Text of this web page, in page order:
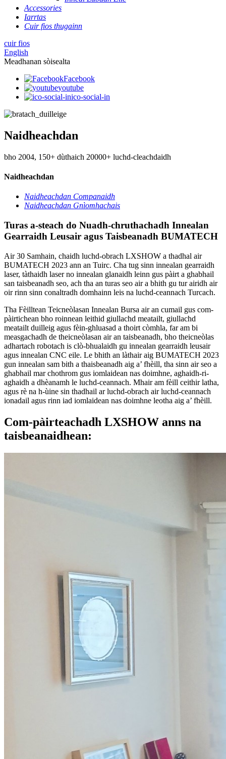
Accessories
Iarrtas
Cuir fios thugainn
cuir fios
English
Meadhanan sòisealta
Facebook
youtube
ico-social-in
Naidheachdan
bho 2004, 150+ dùthaich 20000+ luchd-cleachdaidh
Naidheachdan
Naidheachdan Companaidh
Naidheachdan Gnìomhachais
Turas a-steach do Nuadh-chruthachadh Innealan
Gearraidh Leusair agus Taisbeanadh BUMATECH
Air 30 Samhain, chaidh luchd-obrach LXSHOW a thadhal air
BUMATECH 2023 ann an Tuirc. Cha tug sinn innealan gearraidh
laser, tàthaidh laser no innealan glanaidh leinn gus pàirt a ghabhail
san taisbeanadh seo, ach tha an turas seo air a bhith gu tur airidh air
oir rinn sinn conaltradh domhainn leis na luchd-ceannach Turcach.
Tha Fèilltean Teicneòlasan Innealan Bursa air an cumail gus com-
pàirtichean bho roinnean leithid giullachd meatailt, giullachd
meatailt duilleig agus fèin-ghluasad a thoirt còmhla, far am bi
measgachadh de theicneòlasan air an taisbeanadh, bho theicneòlas
adhartach robotach is clò-bhualaidh gu innealan gearraidh leusair
agus innealan CNC eile. Le bhith an làthair aig BUMATECH 2023
gun innealan sam bith a thaisbeanadh aig a’ fhèill, tha sinn air seo a
ghabhail mar chothrom gus iomlaidean nas doimhne, aghaidh-ri-
aghaidh a dhèanamh le luchd-ceannach. Mhair am fèill ceithir latha,
agus rè na h-ùine sin thadhail ar luchd-obrach air luchd-ceannach
ionadail agus rinn iad iomlaidean nas doimhne leotha aig a’ fhèill.
Com-pàirteachadh LXSHOW anns na
taisbeanaidhean: